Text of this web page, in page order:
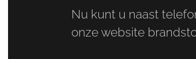
Nu kunt u naast
onze website